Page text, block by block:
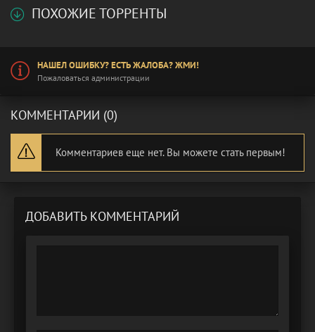
ПОХОЖИЕ ТОРРЕНТЫ
НАШЕЛ ОШИБКУ? ЕСТЬ ЖАЛОБА? ЖМИ!
Пожаловаться администрации
КОММЕНТАРИИ (0)
Комментариев еще нет. Вы можете стать первым!
ДОБАВИТЬ КОММЕНТАРИЙ